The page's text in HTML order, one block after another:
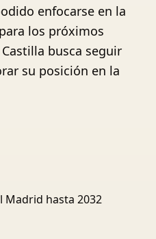
enfocarse en la
los próximos
busca seguir
su posición en la
Madrid hasta 2032